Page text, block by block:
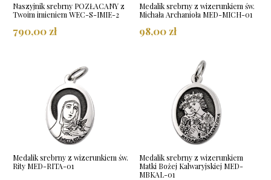
Naszyjnik srebrny POZŁACANY z
Twoim imieniem WEC-S-IMIE-2
790,00 zł
Medalik srebrny z wizerunkiem św.
Michała Archanioła MED-MICH-01
98,00 zł
Medalik srebrny z wizerunkiem św.
Rity MED-RITA-01
Medalik srebrny z wizerunkiem
Matki Bożej Kalwaryjskiej MED-
MBKAL-01